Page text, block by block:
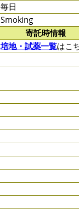
毎日
Smoking
寄託時情報
培地・試薬一覧はこ